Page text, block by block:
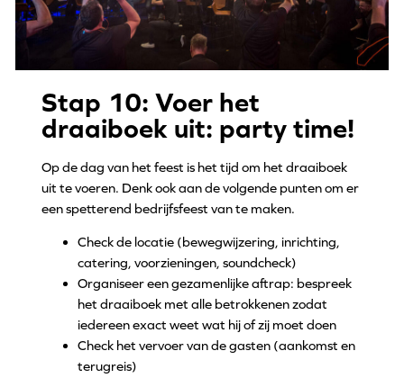
Stap 10: Voer het
draaiboek uit: party time!
Op de dag van het feest is het tijd om het draaiboek
uit te voeren. Denk ook aan de volgende punten om er
een spetterend bedrijfsfeest van te maken.
Check de locatie (bewegwijzering, inrichting,
catering, voorzieningen, soundcheck)
Organiseer een gezamenlijke aftrap: bespreek
het draaiboek met alle betrokkenen zodat
iedereen exact weet wat hij of zij moet doen
Check het vervoer van de gasten (aankomst en
terugreis)